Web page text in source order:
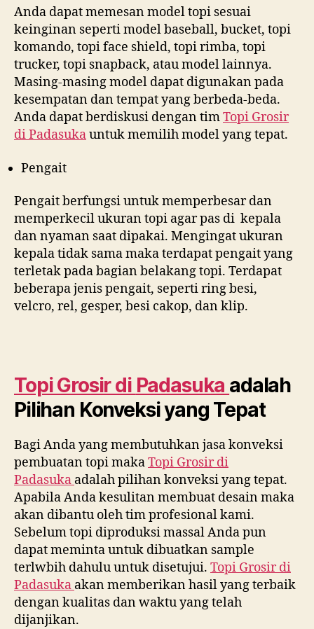
Anda dapat memesan model topi sesuai
keinginan seperti model baseball, bucket, topi
komando, topi face shield, topi rimba, topi
trucker, topi snapback, atau model lainnya.
Masing-masing model dapat digunakan pada
kesempatan dan tempat yang berbeda-beda.
Anda dapat berdiskusi dengan timTopi Grosir
diPadasukauntuk memilih model yang tepat.
Pengait
Pengait berfungsi untuk memperbesar dan
memperkecil ukuran topi agar pas di kepala
dan nyaman saat dipakai. Mengingat ukuran
kepala tidak sama maka terdapat pengait yang
terletak pada bagian belakang topi. Terdapat
beberapa jenis pengait, seperti ring besi,
velcro, rel, gesper, besi cakop, dan klip.
Topi Grosir di Padasuka adalah
Pilihan Konveksi yang Tepat
Bagi Anda yang membutuhkan jasa konveksi
pembuatan topi makaTopi Grosir di
Padasuka adalah pilihan konveksi yang tepat.
Apabila Anda kesulitan membuat desain maka
akan dibantu oleh tim profesional kami.
Sebelum topi diproduksi massal Anda pun
dapat meminta untuk dibuatkan sample
terlwbih dahulu untuk disetujui. Topi Grosir di
Padasuka akan memberikan hasil yang terbaik
dengan kualitas dan waktu yang telah
dijanjikan.